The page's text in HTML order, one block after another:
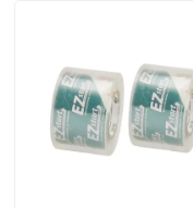
Bande de papier